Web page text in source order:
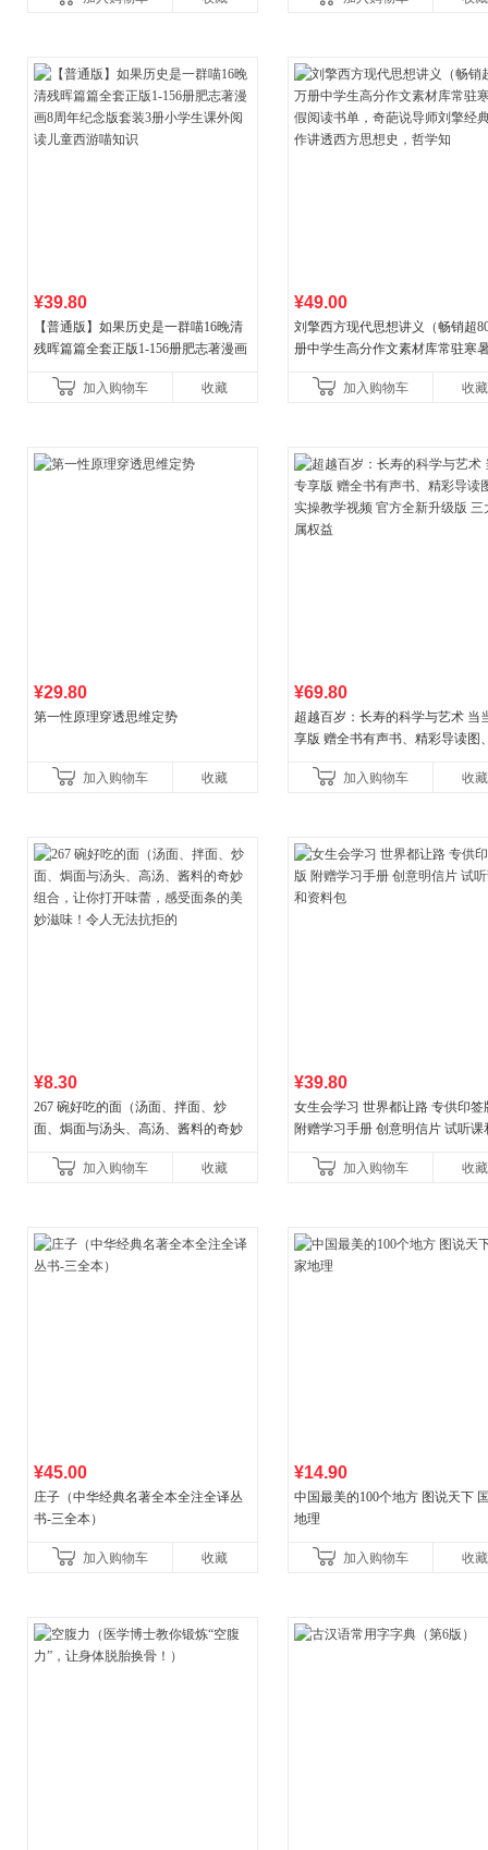
¥39.80
【普通版】如果历史是一群喵16晚清
残晖篇篇全套正版1-156册肥志著漫画
儿童西游喵知识
加入购物车 收藏
¥49.00
刘擎西方现代思想讲义（畅销超
册中学生高分作文素材库常驻寒
讲透西方思想史，哲学知
加入购物车 收藏
¥29.80
第一性原理穿透思维定势
加入购物车 收藏
¥69.80
超越百岁：长寿的科学与艺术 当
享版 赠全书有声书、精彩导读图
权益
加入购物车 收藏
¥8.30
267 碗好吃的面（汤面、拌面、炒
面、焗面与汤头、高汤、酱料的奇妙
妙滋味！令人无法抗拒的
加入购物车 收藏
¥39.80
女生会学习 世界都让路 专供印签
附赠学习手册 创意明信片 试听课
加入购物车
收藏
¥45.00
庄子（中华经典名著全本全注全译丛
书-三全本）
加入购物车 收藏
¥14.90
中国最美的100个地方 图说天下
地理
加入购物车 收藏